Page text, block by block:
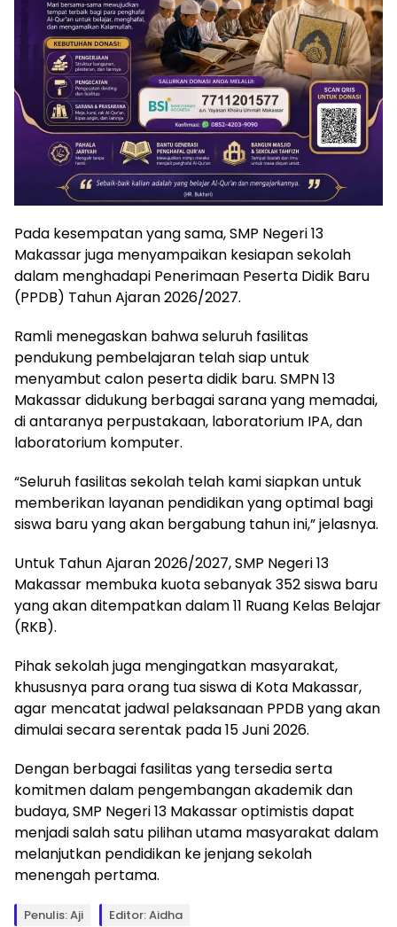
Pada kesempatan yang sama, SMP Negeri 13
Makassar juga menyampaikan kesiapan sekolah
dalam menghadapi Penerimaan Peserta Didik Baru
(PPDB) Tahun Ajaran 2026/2027.
Ramli menegaskan bahwa seluruh fasilitas
pendukung pembelajaran telah siap untuk
menyambut calon peserta didik baru. SMPN 13
Makassar didukung berbagai sarana yang memadai,
di antaranya perpustakaan, laboratorium IPA, dan
laboratorium komputer.
“Seluruh fasilitas sekolah telah kami siapkan untuk
memberikan layanan pendidikan yang optimal bagi
siswa baru yang akan bergabung tahun ini,” jelasnya.
Untuk Tahun Ajaran 2026/2027, SMP Negeri 13
Makassar membuka kuota sebanyak 352 siswa baru
yang akan ditempatkan dalam 11 Ruang Kelas Belajar
(RKB).
Pihak sekolah juga mengingatkan masyarakat,
khususnya para orang tua siswa di Kota Makassar,
agar mencatat jadwal pelaksanaan PPDB yang akan
dimulai secara serentak pada 15 Juni 2026.
Dengan berbagai fasilitas yang tersedia serta
komitmen dalam pengembangan akademik dan
budaya, SMP Negeri 13 Makassar optimistis dapat
menjadi salah satu pilihan utama masyarakat dalam
melanjutkan pendidikan ke jenjang sekolah
menengah pertama.
Penulis: Aji Editor: Aidha